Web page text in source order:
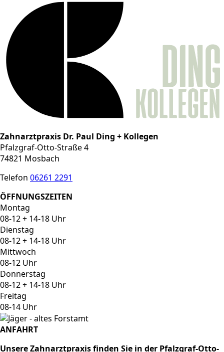
Zahnarztpraxis Dr. Paul Ding + Kollegen
Pfalzgraf-Otto-Straße 4
74821 Mosbach
Telefon 06261 2291
ÖFFNUNGSZEITEN
Montag
08-12 + 14-18 Uhr
Dienstag
08-12 + 14-18 Uhr
Mittwoch
08-12 Uhr
Donnerstag
08-12 + 14-18 Uhr
Freitag
08-14 Uhr
ANFAHRT
Unsere Zahnarztpraxis finden Sie in der Pfalzgraf-Otto-